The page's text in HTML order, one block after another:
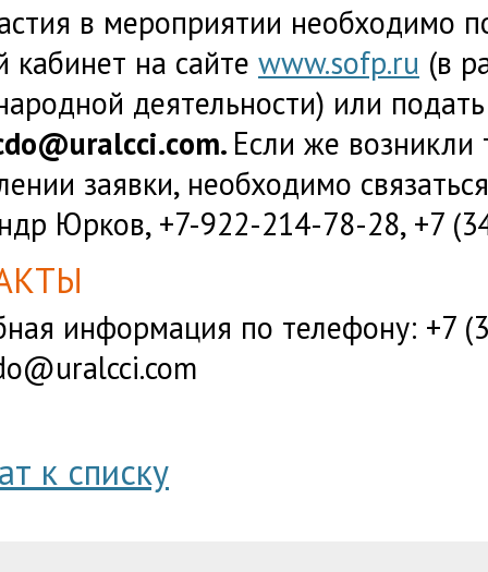
в мероприятии необходимо
на сайте www.sofp.ru (в
деятельности) или
@uralcci.com. Если же возникли
заявки, необходимо
Юрков, +7-922-214-78-28, +7
информация по телефону: +7
к списку